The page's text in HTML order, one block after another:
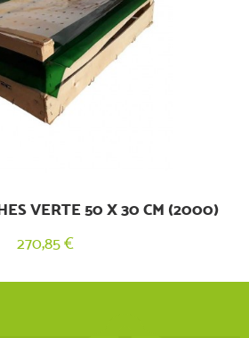
VERTE 50 X 30 CM (2000)
270,85 €